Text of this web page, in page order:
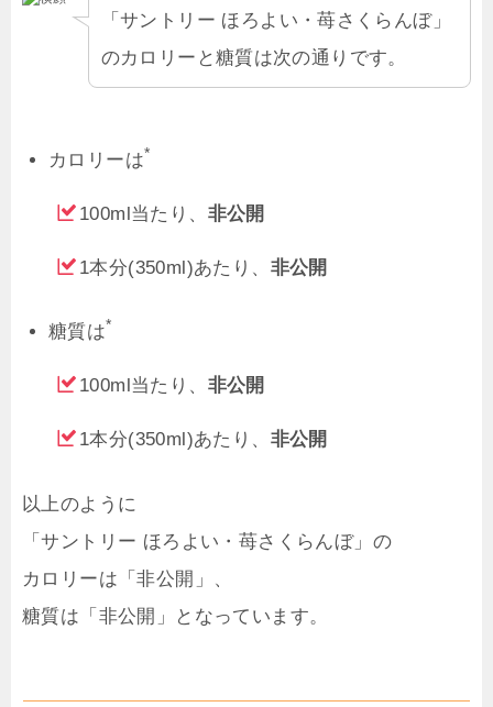
「サントリー ほろよい・苺さくらんぼ」
のカロリーと糖質は次の通りです。
カロリーは*
100ml当たり、 非公開
1本分(350ml)あたり、 非公開
糖質は*
100ml当たり、 非公開
1本分(350ml)あたり、 非公開
以上のように
「サントリー ほろよい・苺さくらんぼ」の
カロリーは「非公開」、
糖質は「非公開」となっています。